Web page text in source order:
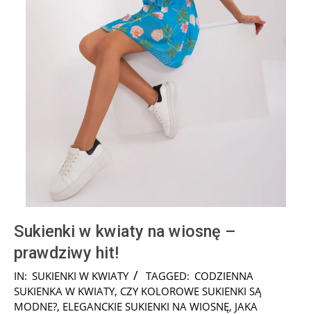
Sukienki w kwiaty na wiosnę –
prawdziwy hit!
2025-
01-
23
IN: SUKIENKI W KWIATY TAGGED: CODZIENNA
SUKIENKA W KWIATY, CZY KOLOROWE SUKIENKI SĄ
MODNE?, ELEGANCKIE SUKIENKI NA WIOSNĘ, JAKA